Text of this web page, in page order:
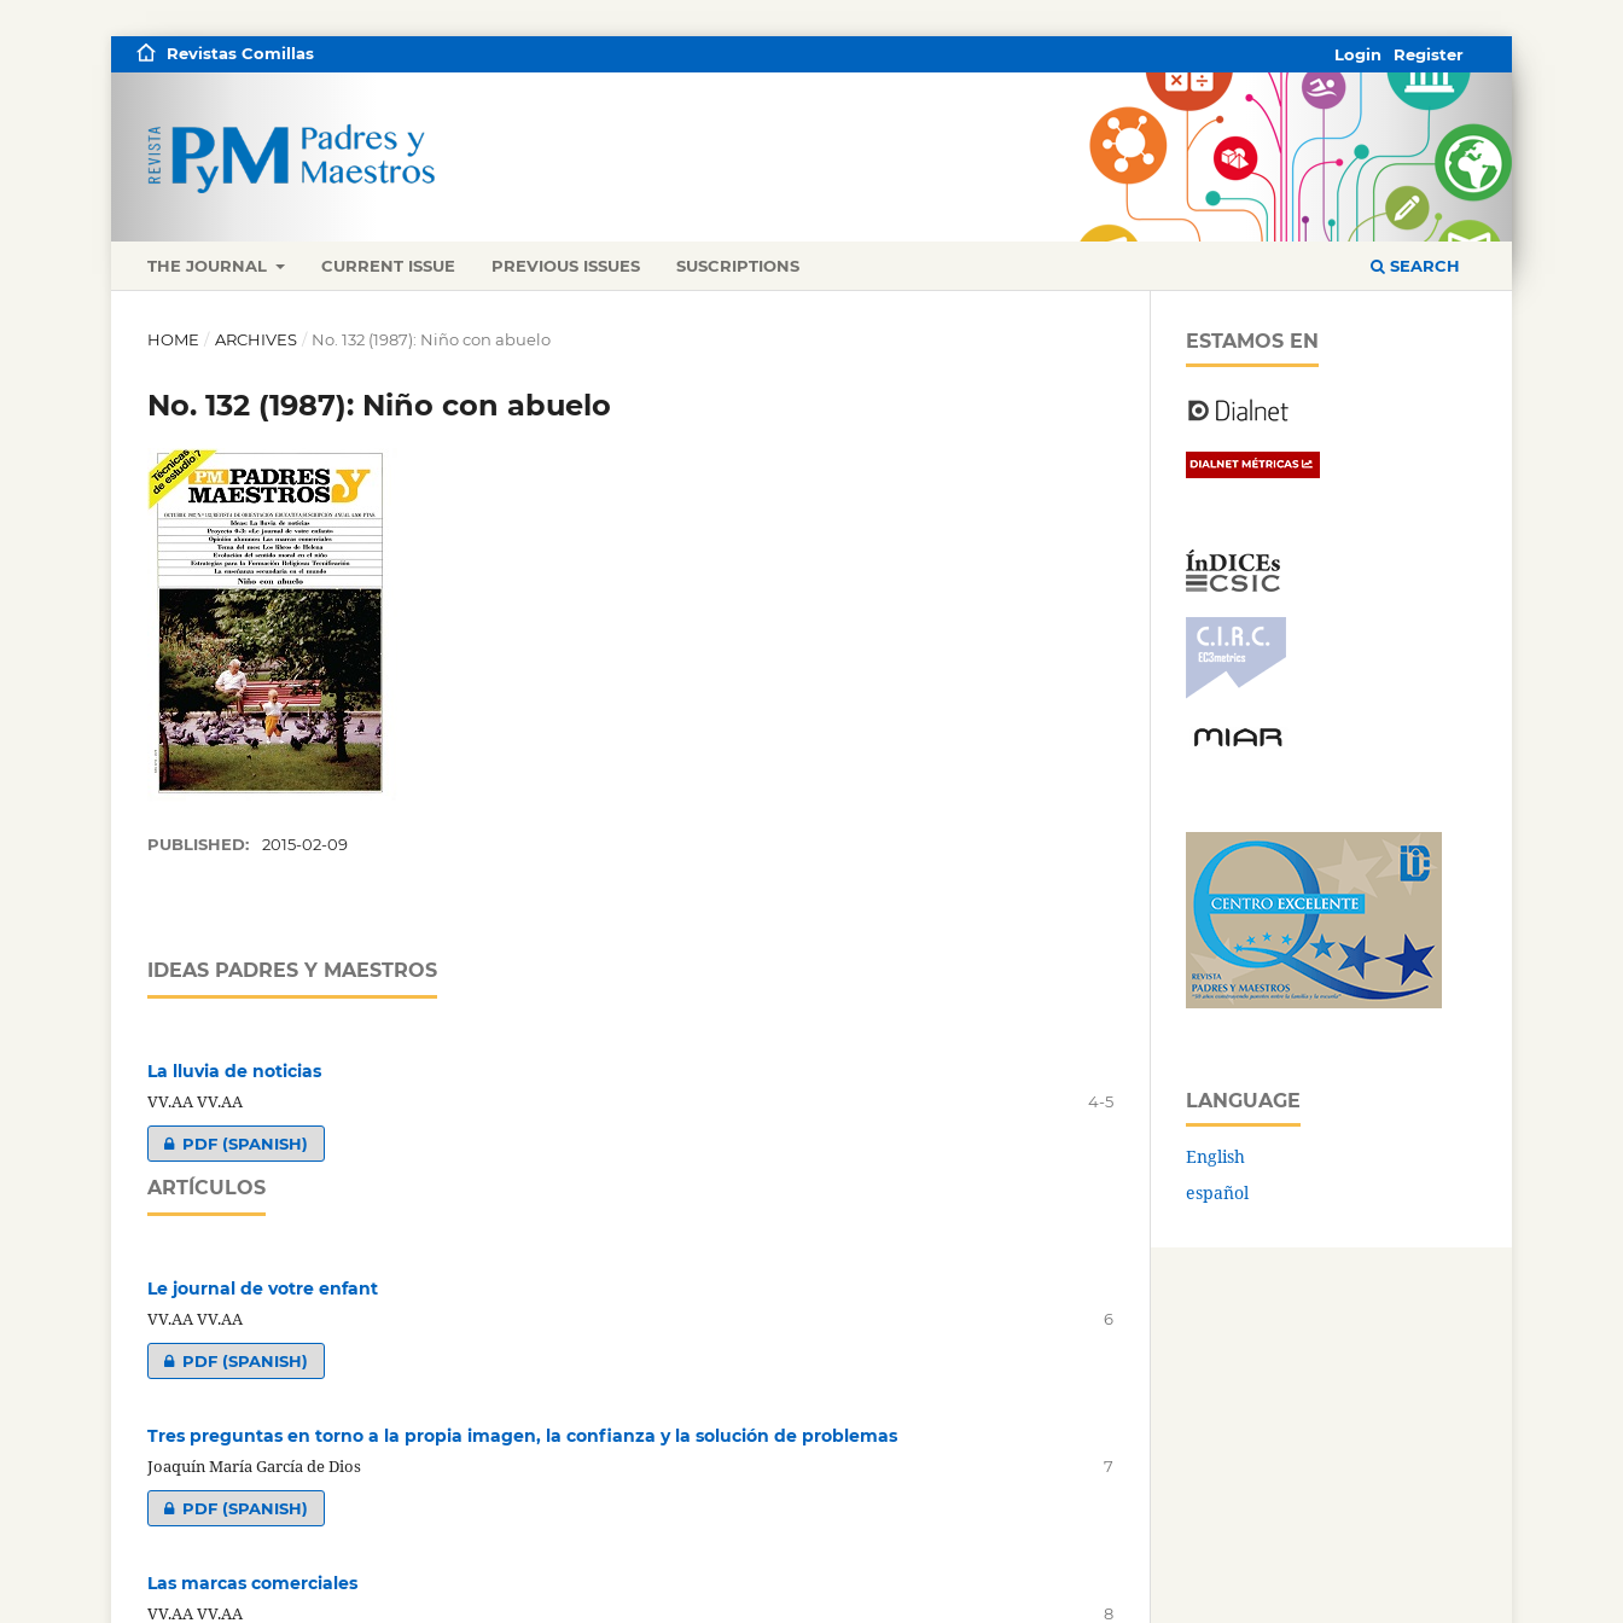
THE JOURNAL CURRENT ISSUE PREVIOUS ISSUES SUSCRIPTIONS SEARCH
Revistas Comillas Register
Login
HOME / ARCHIVES / No. 132 (1987): Niño con abuelo
No. 132 (1987): Niño con abuelo
PUBLISHED: 2015-02-09
IDEAS PADRES Y MAESTROS
La lluvia de noticias
VV.AA VV.AA
4-5
PDF (SPANISH)
ARTÍCULOS
Le journal de votre enfant
VV.AA VV.AA
6
PDF (SPANISH)
Tres preguntas en torno a la propia imagen, la confianza y la solución de problemas
Joaquín María García de Dios
7
PDF (SPANISH)
Las marcas comerciales
VV.AA VV.AA
8
ESTAMOS EN
LANGUAGE
English
español